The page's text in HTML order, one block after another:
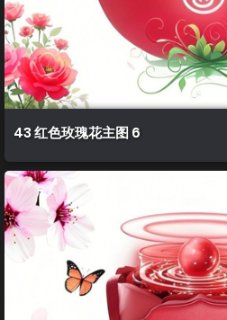
43 红色玫瑰花主图 6